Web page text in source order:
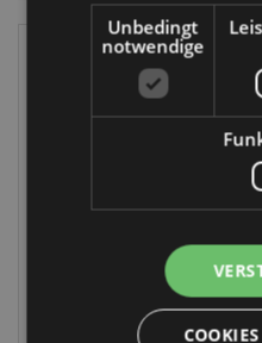
Barks Hund
Kirsche Auto-
Lufterfrischer
AIRF156
Unbedingt
notwendige